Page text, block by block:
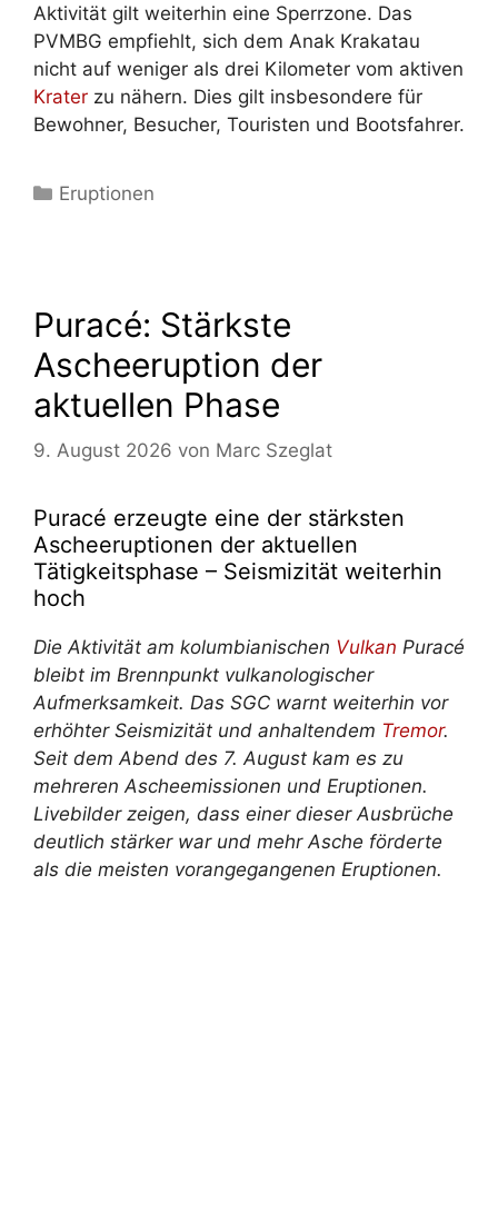
Aktivität gilt weiterhin eine Sperrzone. Das
PVMBG empfiehlt, sich dem Anak Krakatau
nicht auf weniger als drei Kilometer vom aktiven
Krater zu nähern. Dies gilt insbesondere für
Bewohner, Besucher, Touristen und Bootsfahrer.
Kategorien
Eruptionen
Puracé: Stärkste
Ascheeruption der
aktuellen Phase
9. August 2026 von Marc Szeglat
Puracé erzeugte eine der stärksten
Ascheeruptionen der aktuellen
Tätigkeitsphase – Seismizität weiterhin
hoch
Die Aktivität am kolumbianischen Vulkan Puracé
bleibt im Brennpunkt vulkanologischer
Aufmerksamkeit. Das SGC warnt weiterhin vor
erhöhter Seismizität und anhaltendem Tremor.
Seit dem Abend des 7. August kam es zu
mehreren Ascheemissionen und Eruptionen.
Livebilder zeigen, dass einer dieser Ausbrüche
deutlich stärker war und mehr Asche förderte
als die meisten vorangegangenen Eruptionen.